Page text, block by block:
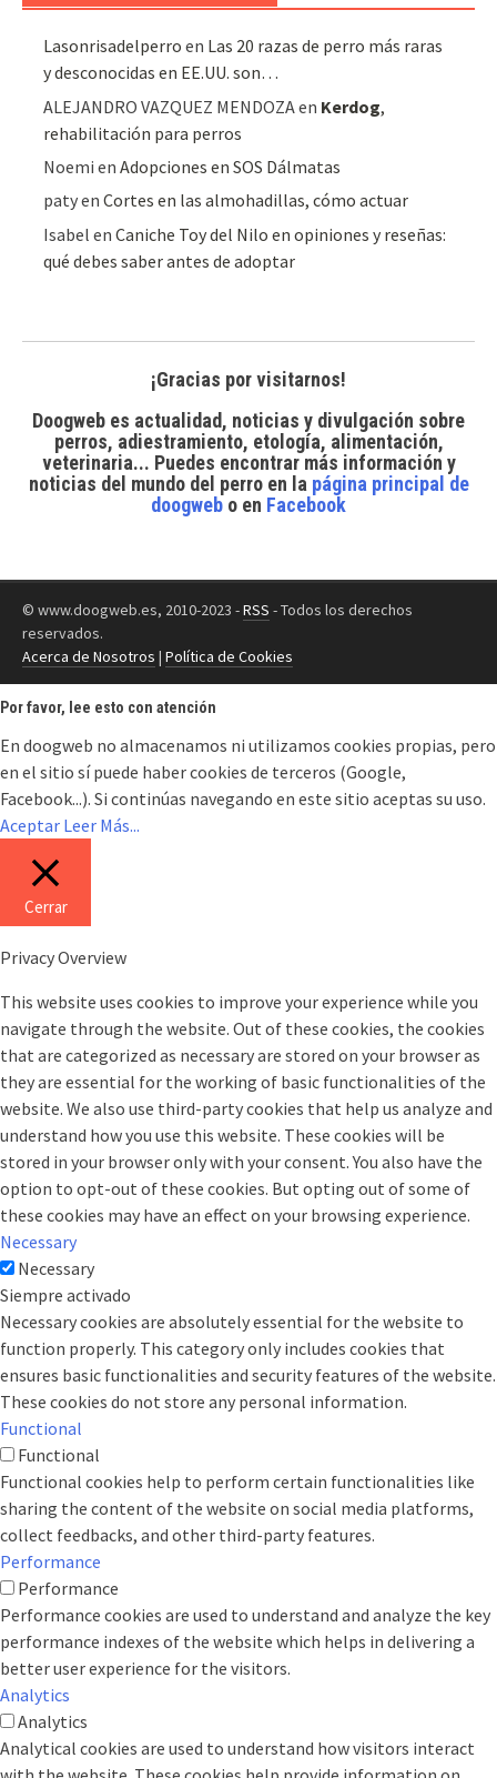
Lasonrisadelperro en Las 20 razas de perro más raras
y desconocidas en EE.UU. son…
ALEJANDRO VAZQUEZ MENDOZAen Kerdog,
rehabilitación para perros
Noemi enAdopciones en SOS Dálmatas
patyenCortes en las almohadillas, cómo actuar
Isabel enCaniche Toy del Nilo en opiniones y reseñas:
qué debes saber antes de adoptar
¡Gracias por visitarnos!
Doogweb es actualidad, noticias y divulgación sobre
perros, adiestramiento, etología, alimentación,
veterinaria... Puedes encontrar más información y
noticias del mundo del perroen la página principal de
doogweb o en Facebook
© www.doogweb.es, 2010-2023 -RSS - Todos los derechos
reservados.
Acerca de Nosotros | Política de Cookies
Por favor, lee esto con atención
En doogweb no almacenamos ni utilizamos cookies propias, pero
en el sitio sí puede haber cookies de terceros (Google,
Facebook...). Si continúas navegando en este sitio aceptas su uso.
Aceptar Leer Más...
Cerrar
Privacy Overview
This website uses cookies to improve your experience while you
navigate through the website. Out of these cookies, the cookies
that are categorized as necessary are stored on your browser as
they are essential for the working of basic functionalities of the
website. We also use third-party cookies that help us analyze and
understand how you use this website. These cookies will be
stored in your browser only with your consent. You also have the
option to opt-out of these cookies. But opting out of some of
these cookies may have an effect on your browsing experience.
Necessary
Necessary
Siempre activado
Necessary cookies are absolutely essential for the website to
function properly. This category only includes cookies that
ensures basic functionalities and security features of the website.
These cookies do not store any personal information.
Functional
Functional
Functional cookies help to perform certain functionalities like
sharing the content of the website on social media platforms,
collect feedbacks, and other third-party features.
Performance
Performance
Performance cookies are used to understand and analyze the key
performance indexes of the website which helps in delivering a
better user experience for the visitors.
Analytics
Analytics
Analytical cookies are used to understand how visitors interact